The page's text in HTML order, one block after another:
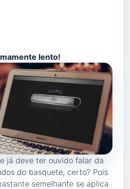
lento!
já deve ter ouvido falar da
do basquete, certo? Pois
semelhante se aplica